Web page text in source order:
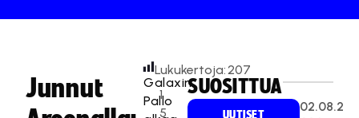
Junnut
1
5
Lukukertoja:207
Galaxin
Pallo
SUOSITTUA
UUTISET
02.08.2